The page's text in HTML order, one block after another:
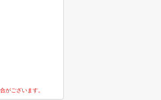
がございます。